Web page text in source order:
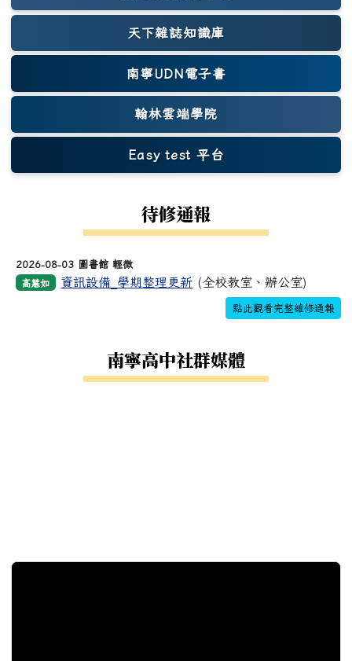
天下雜誌知識庫
(另開新視窗)
南寧UDN電子書
翰林雲端學院
Easy test 平台
(另開新視窗)
待修通報
2026-08-03 圖書館 輕微
高慧如 資訊設備_學期整理更新 (全校教室、辦公室)
點此觀看完整維修通報
南寧高中社群媒體